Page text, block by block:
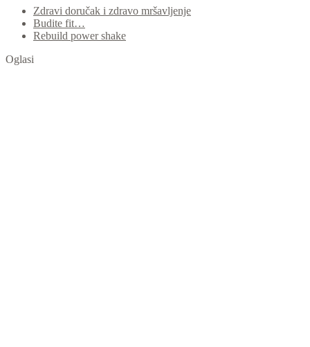
Zdravi doručak i zdravo mršavljenje
Budite fit…
Rebuild power shake
Oglasi